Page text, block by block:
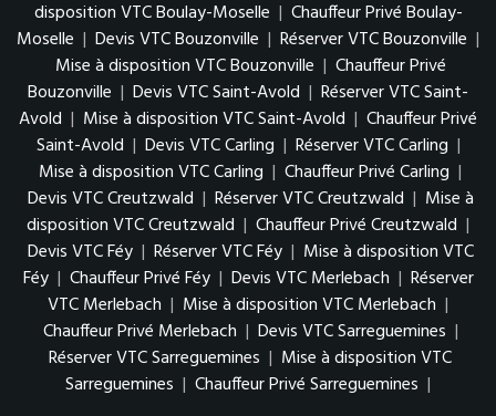
disposition VTC Boulay-Moselle | Chauffeur Privé Boulay-
Moselle | Devis VTC Bouzonville | Réserver VTC Bouzonville |
Mise à disposition VTC Bouzonville | Chauffeur Privé
Bouzonville | Devis VTC Saint-Avold | Réserver VTC Saint-
Avold | Mise à disposition VTC Saint-Avold | Chauffeur Privé
Saint-Avold | Devis VTC Carling | Réserver VTC Carling |
Mise à disposition VTC Carling | Chauffeur Privé Carling |
Devis VTC Creutzwald | Réserver VTC Creutzwald | Mise à
disposition VTC Creutzwald | Chauffeur Privé Creutzwald |
Devis VTC Féy | Réserver VTC Féy | Mise à disposition VTC
Féy | Chauffeur Privé Féy | Devis VTC Merlebach | Réserver
VTC Merlebach | Mise à disposition VTC Merlebach |
Chauffeur Privé Merlebach | Devis VTC Sarreguemines |
Réserver VTC Sarreguemines | Mise à disposition VTC
Sarreguemines | Chauffeur Privé Sarreguemines |